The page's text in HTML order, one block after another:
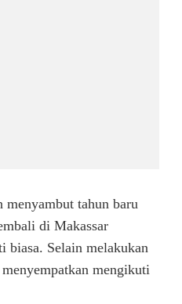
tahun baru
di Makassar
biasa. Selain melakukan
mengikuti